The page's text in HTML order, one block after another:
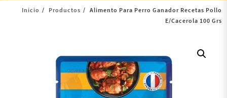
Inicio Productos
Alimento Para Perro Ganador Recetas Pollo
E/Cacerola 100 Grs